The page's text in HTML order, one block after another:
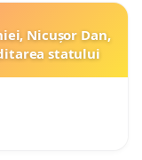
Nicușor Dan,
statului